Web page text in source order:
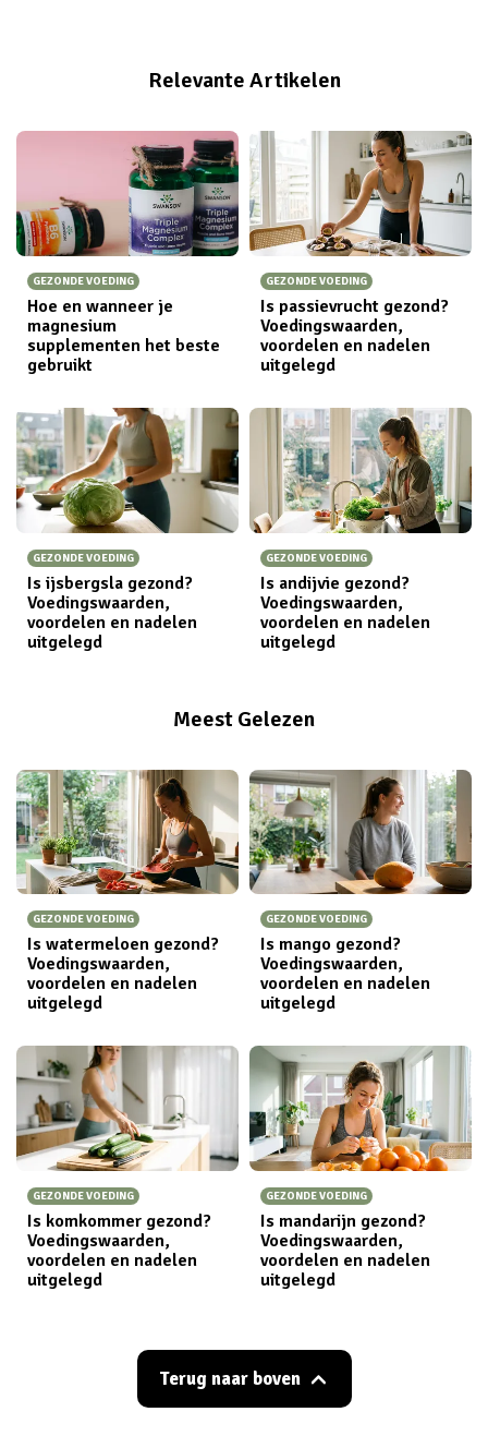
Relevante Artikelen
GEZONDE VOEDING
Hoe en wanneer je
magnesium
supplementen het beste
gebruikt
GEZONDE VOEDING
Is passievrucht gezond?
Voedingswaarden,
voordelen en nadelen
uitgelegd
GEZONDE VOEDING
Is ijsbergsla gezond?
Voedingswaarden,
voordelen en nadelen
uitgelegd
GEZONDE VOEDING
Is andijvie gezond?
Voedingswaarden,
voordelen en nadelen
uitgelegd
Meest Gelezen
GEZONDE VOEDING
Is watermeloen gezond?
Voedingswaarden,
voordelen en nadelen
uitgelegd
GEZONDE VOEDING
Is mango gezond?
Voedingswaarden,
voordelen en nadelen
uitgelegd
GEZONDE VOEDING
Is komkommer gezond?
Voedingswaarden,
voordelen en nadelen
uitgelegd
GEZONDE VOEDING
Is mandarijn gezond?
Voedingswaarden,
voordelen en nadelen
uitgelegd
Terug naar boven